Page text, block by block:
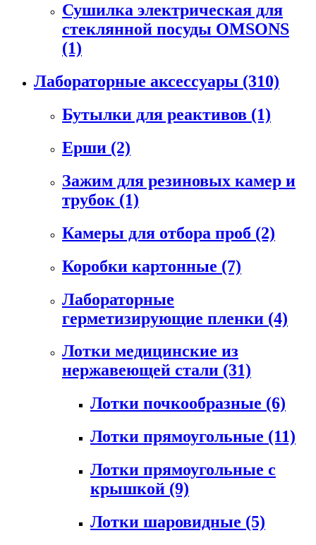
Сушилка электрическая для
стеклянной посуды OMSONS
(1)
Лабораторные аксессуары (310)
Бутылки для реактивов (1)
Ерши (2)
Зажим для резиновых камер и
трубок (1)
Камеры для отбора проб (2)
Коробки картонные (7)
Лабораторные
герметизирующие пленки (4)
Лотки медицинские из
нержавеющей стали (31)
Лотки почкообразные (6)
Лотки прямоугольные (11)
Лотки прямоугольные с
крышкой (9)
Лотки шаровидные (5)